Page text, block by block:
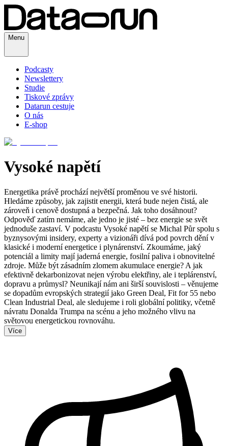
Menu
Podcasty
Newslettery
Studie
Tiskové zprávy
Datarun cestuje
O nás
E-shop
Vysoké napětí
Energetika právě prochází největší proměnou ve své historii.
Hledáme způsoby, jak zajistit energii, která bude nejen čistá, ale
zároveň i cenově dostupná a bezpečná. Jak toho dosáhnout?
Odpověď zatím nemáme, ale jedno je jisté – bez energie se svět
jednoduše zastaví. V podcastu Vysoké napětí se Michal Půr spolu s
byznysovými insidery, experty a vizionáři dívá pod povrch dění v
klasické i moderní energetice i plynárenství. Zkoumáme, jaký
potenciál a limity mají jaderná energie, fosilní paliva i obnovitelné
zdroje. Může být zásadním zlomem akumulace energie? A jak
efektivně dekarbonizovat nejen výrobu elektřiny, ale i teplárenství,
dopravu a průmysl? Neunikají nám ani širší souvislosti – věnujeme
se dopadům evropských strategií jako Green Deal, Fit for 55 nebo
Clean Industrial Deal, ale sledujeme i roli globální politiky, včetně
návratu Donalda Trumpa na scénu a jeho možného vlivu na
světovou energetickou rovnováhu.
Více